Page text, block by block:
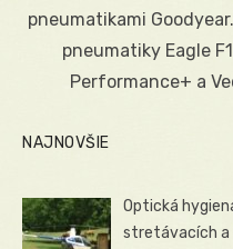
pneumatikami
pneumatiky Eagle
Performance+ a
NAJNOVŠIE
Optická
stretávacích a